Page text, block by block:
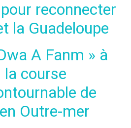
reconnecter
la Guadeloupe
A Fanm » à
la course
de
Outre-mer